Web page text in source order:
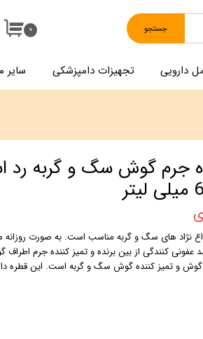
دارویی تجهیزات دامپزشکی
۰ جستجو
جرم گوش سگ و گربه رد
نژاد های سگ و گربه مناسب است. به صورت روزانه
عفونی کنندگی از بین برنده و تمیز کننده جرم